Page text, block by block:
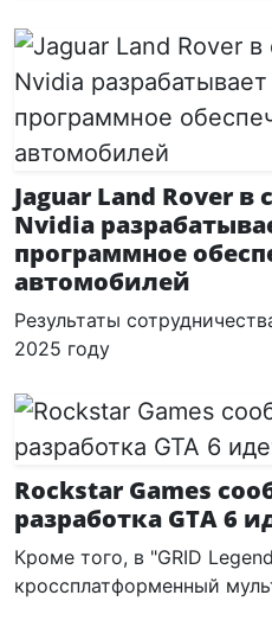
Jaguar Land Rover в
Nvidia
программное
автомобилей
Результаты
2025 году
Rockstar Games
разработка GTA 6
Кроме того, в "GRID
кроссплатформенный